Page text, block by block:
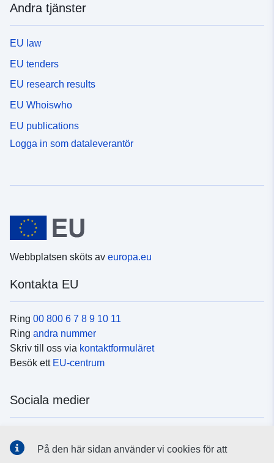
Andra tjänster
EU law
EU tenders
EU research results
EU Whoiswho
EU publications
Logga in som dataleverantör
Webbplatsen sköts av europa.eu
Kontakta EU
Ring 00 800 6 7 8 9 10 11
Ring andra nummer
Skriv till oss via kontaktformuläret
Besök ett EU-centrum
Sociala medier
På den här sidan använder vi cookies för att